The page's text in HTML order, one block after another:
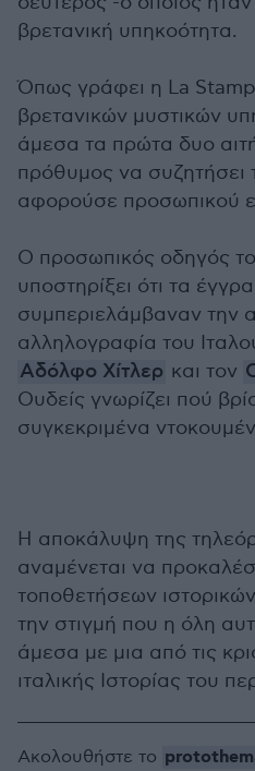
βρετανική υπηκοότητα.
Όπως γράφει η La
βρετανικών μυστικών
άμεσα τα πρώτα δυο
πρόθυμος να συζητήσει
αφορούσε προσωπικού
Ο προσωπικός οδηγός
υποστηρίξει ότι τα
συμπεριελάμβαναν την
αλληλογραφία του
Αδόλφο Χίτλερ και τον
Ουδείς γνωρίζει πού
συγκεκριμένα
Η αποκάλυψη της
αναμένεται να
τοποθετήσεων
την στιγμή που η όλη
άμεσα με μια από τις
ιταλικής Ιστορίας του
Ακολουθήστε το